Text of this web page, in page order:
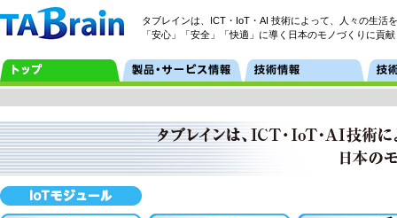
タブレインは、ICT・IoT・AI 技術によって、人々の生活を
「安心」「安全」「快適」に導く日本のモノづくりに貢